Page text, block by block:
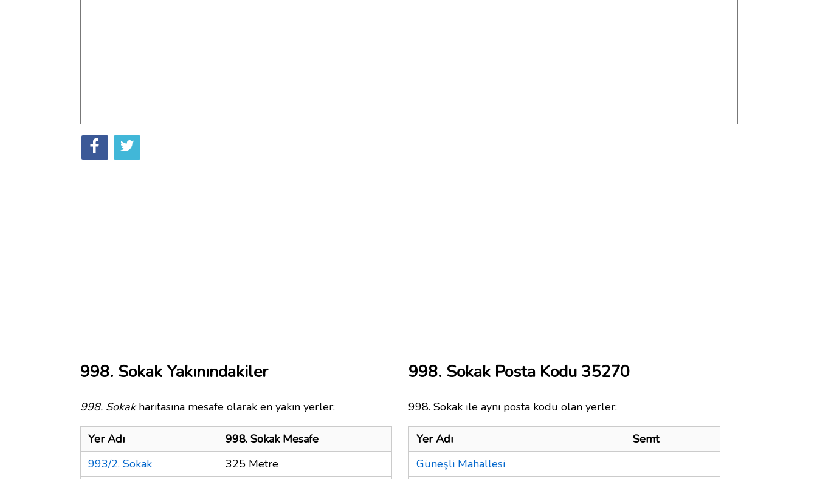
998. Sokak Yakınındakiler
998. Sokakharitasına mesafe olarak en yakın yerler:
Yer Adı
998. Sokak Mesafe
993/2. Sokak
325 Metre
998. Sokak Posta Kodu 35270
998. Sokak ile aynı posta kodu olan yerler:
Yer Adı
Semt
Güneşli Mahallesi